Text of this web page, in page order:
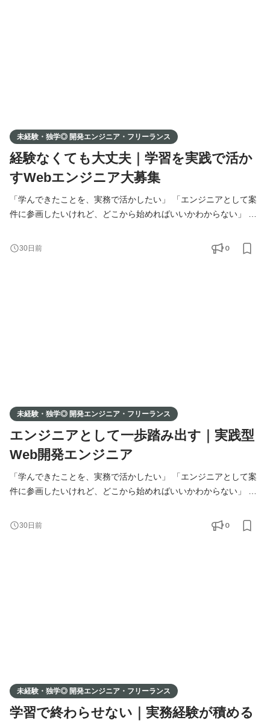
未経験・独学◎ 開発エンジニア・フリーランス
経験なくても大丈夫｜学習を実践で活か
すWebエンジニア大募集
「学んできたことを、実務で活かしたい」 「エンジニアとして案
件に参画したいけれど、どこから始めればいいかわからない」 そ
案件に、エンジニアの方をマッチング・ご紹介しています。 独
学・スクール・職業訓練校で学ばれた方も、実務経験をお持ちの
30日前 0
未経験・独学◎ 開発エンジニア・フリーランス
エンジニアとして一歩踏み出す｜実践型
Web開発エンジニア
「学んできたことを、実務で活かしたい」 「エンジニアとして案
件に参画したいけれど、どこから始めればいいかわからない」 そ
案件に、エンジニアの方をマッチング・ご紹介しています。 独
学・スクール・職業訓練校で学ばれた方も、実務経験をお持ちの
30日前 0
未経験・独学◎ 開発エンジニア・フリーランス
学習で終わらせない｜実務経験が積める